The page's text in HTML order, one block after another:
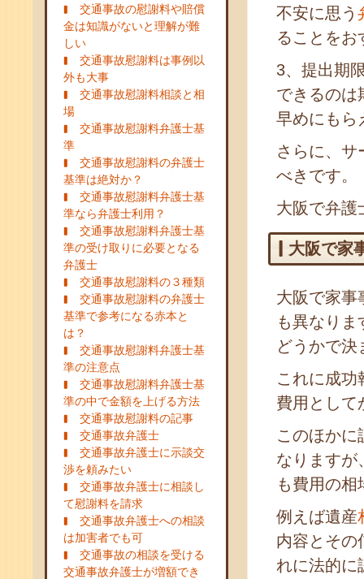
交通事故の慰謝料や賠償
金は知識がないと理解が難
しい
交通事故慰謝料は事例以
外も大事
交通事故慰謝料相談と相
場
交通事故慰謝料弁護士基
準
交通事故慰謝料の弁護士
基準は絶対か？
交通事故慰謝料弁護士基
準なら弁護士利用？
交通事故慰謝料弁護士基
準の受け取りに必要となる
弁護士
交通事故慰謝料の３種類
交通事故慰謝料の弁護士
基準で参考になる赤本と
は？
交通事故慰謝料弁護士基
準の注意点
交通事故慰謝料弁護士基
準の中で金額を上げる方法
交通事故慰謝料の記事
交通事故弁護士
交通事故弁護士に示談交
渉を頼みたい
交通事故弁護士に相談し
て慰謝料を請求
交通事故弁護士への相談
は加害者でも可
交通事故の相談を受ける
交通事故弁護士が増額でき
不安に思う
ることをお
3、提出期
できるのは
早めにもら
さらに、サ
べきです。
大阪で弁護
大阪で家
大阪で家事
も異なり
どうかで
これに成功
費用として
このほかに
なりますが
も費用の相
例えば遺産
内容とその
れに法的に